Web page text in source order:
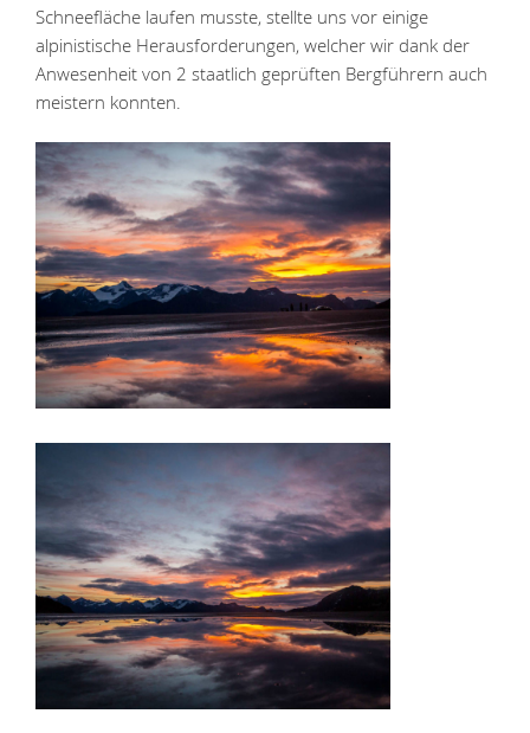
Schneefläche laufen musste, stellte uns vor einige
alpinistische Herausforderungen, welcher wir dank der
Anwesenheit von 2 staatlich geprüften Bergführern auch
meistern konnten.